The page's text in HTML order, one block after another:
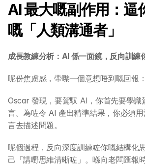
AI 最大嘅副作用：逼
嘅「人類溝通者」
成長教練分析：AI 係一面鏡，反向訓練
呢份焦慮感，帶嚟一個意想唔到嘅回報
Oscar 發現，要駕馭 AI，你首先要學識
言。為咗令 AI 產出精準結果，你必須
言去描述問題。
呢個過程，反向深度訓練咗你嘅結構化
己「講嘢思維清晰咗」。喺向老闆匯報